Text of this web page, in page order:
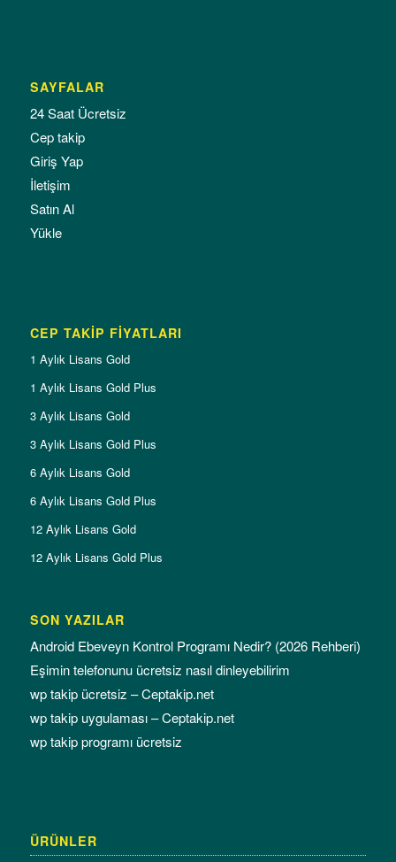
SAYFALAR
24 Saat Ücretsiz
Cep takip
Giriş Yap
İletişim
Satın Al
Yükle
CEP TAKİP FİYATLARI
1 Aylık Lisans Gold
1 Aylık Lisans Gold Plus
3 Aylık Lisans Gold
3 Aylık Lisans Gold Plus
6 Aylık Lisans Gold
6 Aylık Lisans Gold Plus
12 Aylık Lisans Gold
12 Aylık Lisans Gold Plus
SON YAZILAR
Android Ebeveyn Kontrol Programı Nedir? (2026 Rehberi)
Eşimin telefonunu ücretsiz nasıl dinleyebilirim
wp takip ücretsiz – Ceptakip.net
wp takip uygulaması – Ceptakip.net
wp takip programı ücretsiz
ÜRÜNLER